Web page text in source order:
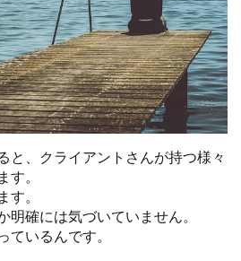
と、クライアントさんが持つ様々
。
。
明確には気づいていません。
いるんです。